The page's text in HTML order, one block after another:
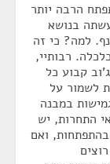
הרבה יותר
בנושא
למה? כי זה
רבותיי,
קבוע כל
לשמור על
במבנה
התחרות, יש
ואם